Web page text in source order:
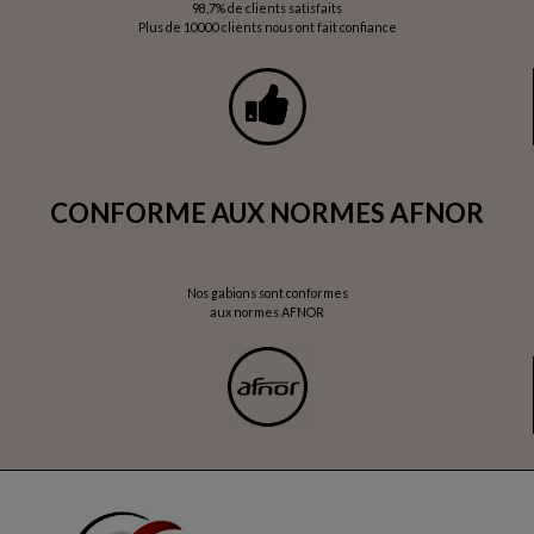
98,7% de clients satisfaits
Plus de 10000 clients nous ont fait confiance
CONFORME AUX NORMES AFNOR
Nos gabions sont conformes
aux normes AFNOR